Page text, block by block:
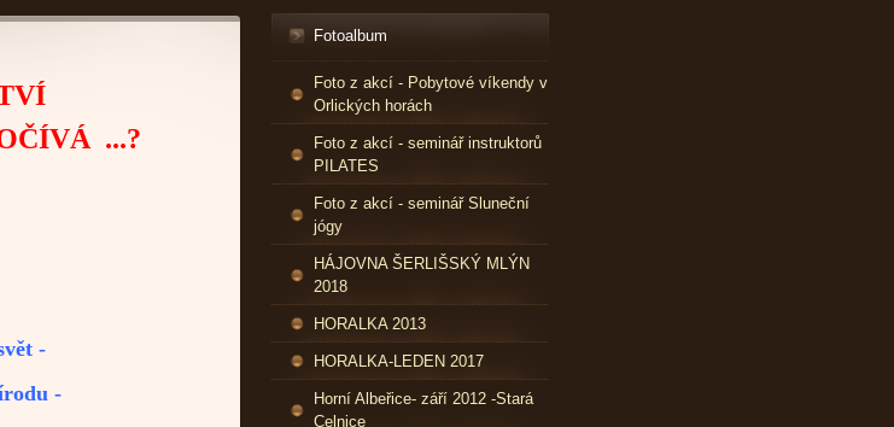
...?
-
-
Fotoalbum
Foto z akcí - Pobytové víkendy v
Orlických horách
Foto z akcí - seminář instruktorů
PILATES
Foto z akcí - seminář Sluneční
jógy
HÁJOVNA ŠERLIŠSKÝ MLÝN
2018
HORALKA 2013
HORALKA-LEDEN 2017
Horní Albeřice- září 2012 -Stará
Celnice